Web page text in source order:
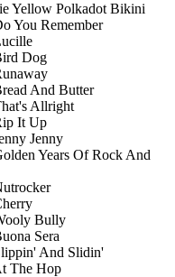
Yellow Polkadot Bikini
You Remember
Dog
And Butter
Allright
It Up
Jenny
Years Of Rock And
Bully
Sera
And Slidin'
The Hop